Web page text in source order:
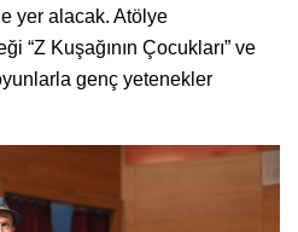
yer alacak. Atölye
“Z Kuşağının Çocukları” ve
genç yetenekler